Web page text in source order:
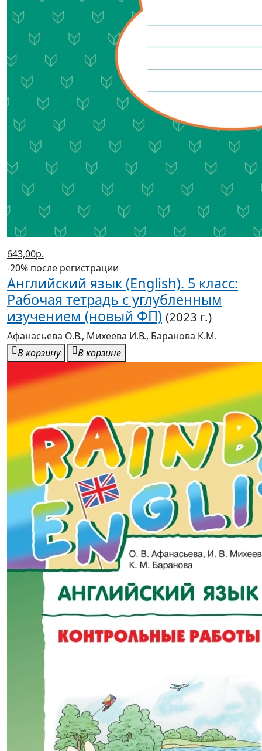
643,00р.
-20% после регистрации
Английский язык (English). 5 класс:
Рабочая тетрадь с углубленным
изучением (новый ФП) (2023 г.)
Афанасьева О.В., Михеева И.В., Баранова К.М.
В корзину
В корзине